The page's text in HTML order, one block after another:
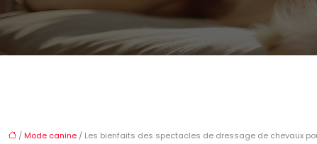
/Mode canine / Les bienfaits des spectacles de dressage de chevaux